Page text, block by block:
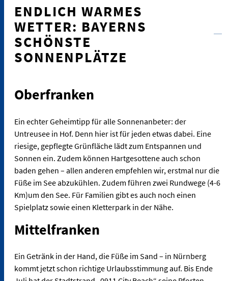
ENDLICH WARMES
WETTER: BAYERNS
SCHÖNSTE
SONNENPLÄTZE
Oberfranken
Ein echter Geheimtipp für alle Sonnenanbeter: der
Untreusee in Hof. Denn hier ist für jeden etwas dabei. Eine
riesige, gepflegte Grünfläche lädt zum Entspannen und
Sonnen ein. Zudem können Hartgesottene auch schon
baden gehen – allen anderen empfehlen wir, erstmal nur die
Füße im See abzukühlen. Zudem führen zwei Rundwege (4-6
Km)um den See. Für Familien gibt es auch noch einen
Spielplatz sowie einen Kletterpark in der Nähe.
Mittelfranken
Ein Getränk in der Hand, die Füße im Sand – in Nürnberg
kommt jetzt schon richtige Urlaubsstimmung auf. Bis Ende